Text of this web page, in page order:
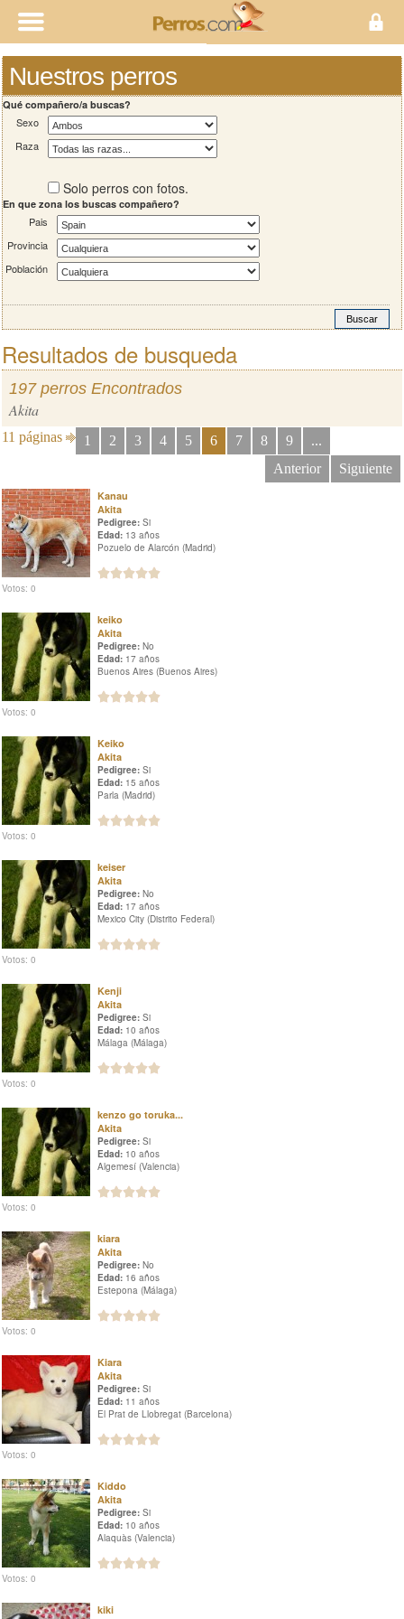
Nuestros perros
Qué compañero/a buscas?
Sexo
Raza
Solo perros con fotos.
En que zona los buscas compañero?
Pais
Provincia
Población
Resultados de busqueda
197 perros Encontrados
Akita
11 páginas 1 2 3 4 5 6 7 8 9
...
Anterior
Siguiente
Kanau
Akita
Pedigree: Si
Edad: 13 años
Pozuelo de Alarcón (Madrid)
Votos: 0
keiko
Akita
Pedigree: No
Edad: 17 años
Buenos Aires (Buenos Aires)
Votos: 0
Keiko
Akita
Pedigree: Si
Edad: 15 años
Parla (Madrid)
Votos: 0
keiser
Akita
Pedigree: No
Edad: 17 años
Mexico City (Distrito Federal)
Votos: 0
Kenji
Akita
Pedigree: Si
Edad: 10 años
Málaga (Málaga)
Votos: 0
kenzo go toruka...
Akita
Pedigree: Si
Edad: 10 años
Algemesí (Valencia)
Votos: 0
kiara
Akita
Pedigree: No
Edad: 16 años
Estepona (Málaga)
Votos: 0
Kiara
Akita
Pedigree: Si
Edad: 11 años
El Prat de Llobregat (Barcelona)
Votos: 0
Kiddo
Akita
Pedigree: Si
Edad: 10 años
Alaquàs (Valencia)
Votos: 0
kiki